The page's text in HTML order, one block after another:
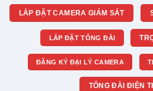
LẮP ĐẶT CAMERA GIÁM SÁT
LẮP ĐẶT TỔNG ĐÀI
ĐĂNG KÝ ĐẠI LÝ CAMERA
TỔNG ĐÀI ĐIỆN